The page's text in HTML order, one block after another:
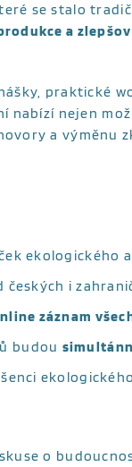
se stalo
a
praktické
nabízí nejen
a výměnu
ekologického
českých i
záznam
budou
o